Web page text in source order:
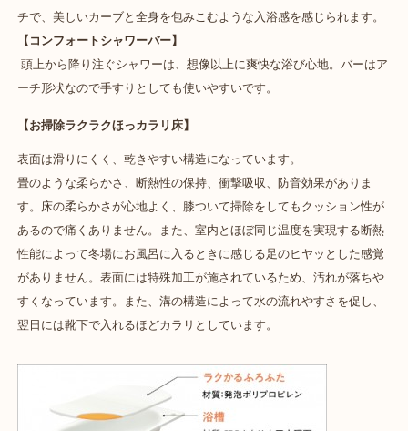
チで、美しいカーブと全身を包みこむような入浴感を感じられます。
【コンフォートシャワーバー】
頭上から降り注ぐシャワーは、想像以上に爽快な浴び心地。バーはア
ーチ形状なので手すりとしても使いやすいです。
【お掃除ラクラクほっカラリ床】
表面は滑りにくく、乾きやすい構造になっています。
畳のような柔らかさ、断熱性の保持、衝撃吸収、防音効果がありま
す。床の柔らかさが心地よく、膝ついて掃除をしてもクッション性が
あるので痛くありません。また、室内とほぼ同じ温度を実現する断熱
性能によって冬場にお風呂に入るときに感じる足のヒヤッとした感覚
がありません。表面には特殊加工が施されているため、汚れが落ちや
すくなっています。また、溝の構造によって水の流れやすさを促し、
翌日には靴下で入れるほどカラリとしています。